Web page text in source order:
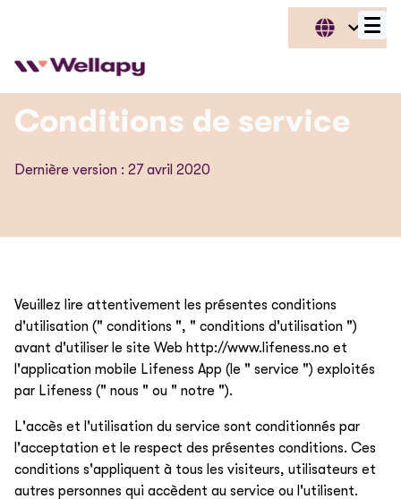
Conditions de service
Dernière version : 27 avril 2020
Veuillez lire attentivement les présentes conditions
d'utilisation (" conditions ", " conditions d'utilisation ")
avant d'utiliser le site Web http://www.lifeness.no et
l'application mobile Lifeness App (le " service ") exploités
par Lifeness (" nous " ou " notre ").
L'accès et l'utilisation du service sont conditionnés par
l'acceptation et le respect des présentes conditions. Ces
conditions s'appliquent à tous les visiteurs, utilisateurs et
autres personnes qui accèdent au service ou l'utilisent.